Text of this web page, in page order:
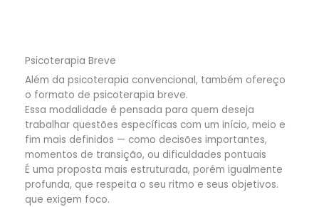
Psicoterapia Breve
Além da psicoterapia convencional, também ofereço
o formato de psicoterapia breve.
Essa modalidade é pensada para quem deseja
trabalhar questões específicas com um início, meio e
fim mais definidos — como decisões importantes,
momentos de transição, ou dificuldades pontuais
É uma proposta mais estruturada, porém igualmente
profunda, que respeita o seu ritmo e seus objetivos.
que exigem foco.